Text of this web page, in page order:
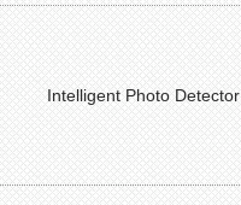
Intelligent Photo Detector